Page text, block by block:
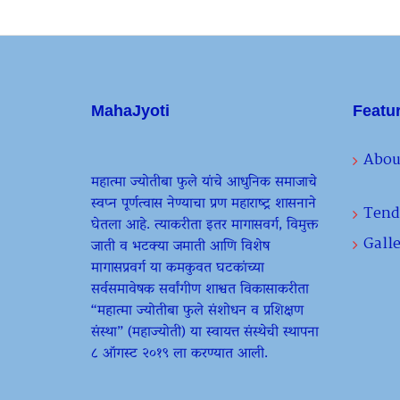
MahaJyoti
महात्मा ज्योतीबा फुले यांचे आधुनिक समाजाचे
स्वप्न पूर्णत्वास नेण्याचा प्रण महाराष्ट्र शासनाने
घेतला आहे. त्याकरीता इतर मागासवर्ग, विमुक्त
जाती व भटक्या जमाती आणि विशेष
मागासप्रवर्ग या कमकुवत घटकांच्या
सर्वसमावेषक सर्वांगीण शाश्वत विकासाकरीता
“महात्मा ज्योतीबा फुले संशोधन व प्रशिक्षण
संस्था” (महाज्योती) या स्वायत्त संस्थेची स्थापना
८ ऑगस्ट २०१९ ला करण्यात आली.